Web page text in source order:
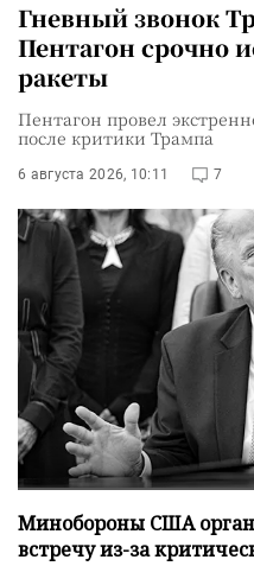
Гневный звонок
Пентагон срочно
ракеты
Пентагон провел
после критики Трампа
6 августа 2026, 10:11 7
Минобороны США
встречу из-за